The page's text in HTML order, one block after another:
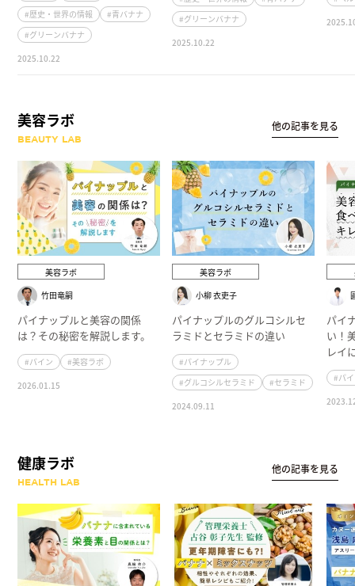
#歴史・世界の情報
#青バナナ
#グリーンバナナ
2025.10.22
#グリーンバナナ
2025.10.22
美容ラボ
BEAUTY LAB
他の記事を見る
美容ラボ
竹田竜嗣
パイナップルと美容の関係
は？その秘密を解説します。
#パイン
#美容ラボ
2026.01.15
美容ラボ
小柳 衣吏子
パイナップルのグルコシルセ
ラミドとセラミドの違い
#パイナップル
#グルコシルセラミド
#セラミド
2024.09.11
パイ
い！
レイ
#パ
健康ラボ
HEALTH LAB
他の記事を見る